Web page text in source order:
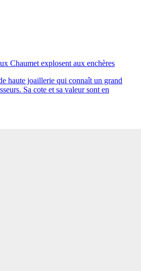
Chaumet explosent aux enchères
haute joaillerie qui connaît un grand
Sa cote et sa valeur sont en